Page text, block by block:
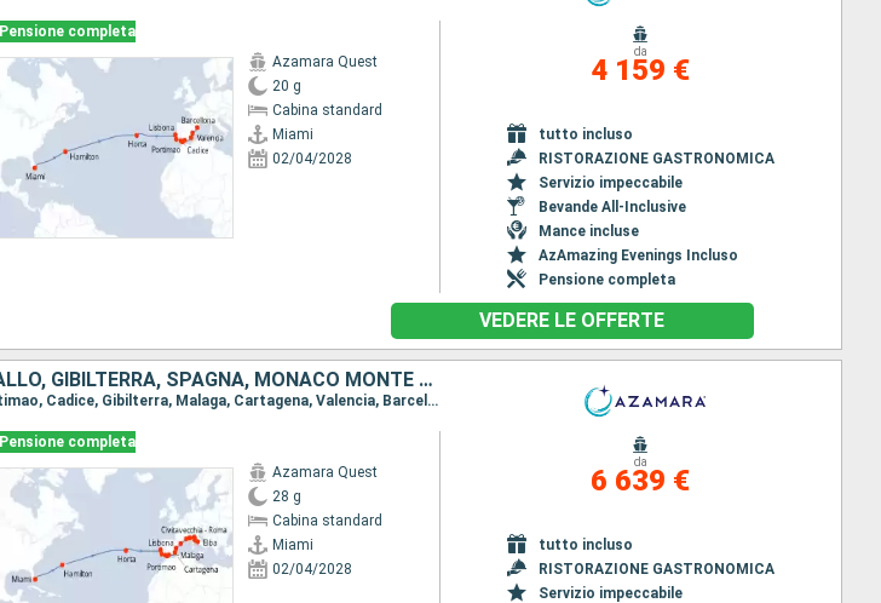
Pensione completa
Azamara Quest
20 g
Cabina standard
Miami
02/04/2028
da
4 159 €
tutto incluso
RISTORAZIONE GASTRONOMICA
Servizio impeccabile
Bevande All-Inclusive
Mance incluse
AzAmazing Evenings Incluso
Pensione completa
VEDERE LE OFFERTE
STATI UNITI, REGNO UNITO, PORTOGALLO, GIBILTERRA, SPAGNA, MONACO MONTE CARLO, FRANCIA, ITALIA
Itinerario : Miami, Hamilton, Horta , Lisbona, Portimao, Cadice, Gibilterra, Malaga, Cartagena, Valencia, Barcellona, Marsiglia, Monaco Monte-Carlo, Nizza, Portovenere, Firenze/Pisa (Livorno), Elba, Civitavecchia - Roma
Pensione completa
Azamara Quest
28 g
Cabina standard
Miami
02/04/2028
da
6 639 €
tutto incluso
RISTORAZIONE GASTRONOMICA
Servizio impeccabile